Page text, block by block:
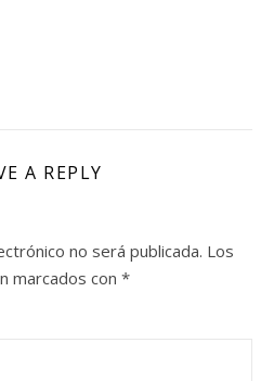
A REPLY
no será publicada. Los
marcados con *